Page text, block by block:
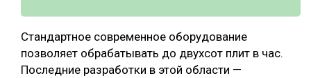
Стандартное современное оборудование
позволяет обрабатывать до двухсот плит в час.
Последние разработки в этой области —